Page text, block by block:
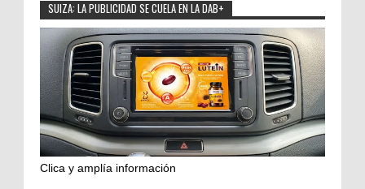
SUIZA: LA PUBLICIDAD SE CUELA EN LA DAB+
Clica y amplía información